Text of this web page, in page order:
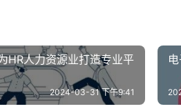
HR人力资源业打造专业平
2024-03-31 下午9:41